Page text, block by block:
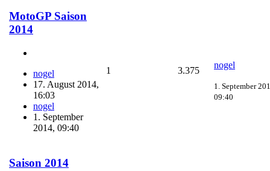
MotoGP Saison
2014
nogel
17. August 2014,
16:03
nogel
1. September
2014, 09:40
1 3.375
nogel
1. September
09:40
Saison 2014